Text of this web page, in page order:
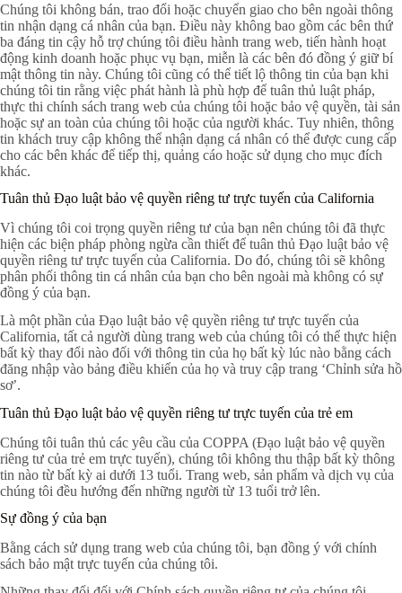
Chúng tôi không bán, trao đổi hoặc chuyển giao cho bên ngoài thông
tin nhận dạng cá nhân của bạn. Điều này không bao gồm các bên thứ
ba đáng tin cậy hỗ trợ chúng tôi điều hành trang web, tiến hành hoạt
động kinh doanh hoặc phục vụ bạn, miễn là các bên đó đồng ý giữ bí
mật thông tin này. Chúng tôi cũng có thể tiết lộ thông tin của bạn khi
chúng tôi tin rằng việc phát hành là phù hợp để tuân thủ luật pháp,
thực thi chính sách trang web của chúng tôi hoặc bảo vệ quyền, tài sản
hoặc sự an toàn của chúng tôi hoặc của người khác. Tuy nhiên, thông
tin khách truy cập không thể nhận dạng cá nhân có thể được cung cấp
cho các bên khác để tiếp thị, quảng cáo hoặc sử dụng cho mục đích
khác.
Tuân thủ Đạo luật bảo vệ quyền riêng tư trực tuyến của California
Vì chúng tôi coi trọng quyền riêng tư của bạn nên chúng tôi đã thực
hiện các biện pháp phòng ngừa cần thiết để tuân thủ Đạo luật bảo vệ
quyền riêng tư trực tuyến của California. Do đó, chúng tôi sẽ không
phân phối thông tin cá nhân của bạn cho bên ngoài mà không có sự
đồng ý của bạn.
Là một phần của Đạo luật bảo vệ quyền riêng tư trực tuyến của
California, tất cả người dùng trang web của chúng tôi có thể thực hiện
bất kỳ thay đổi nào đối với thông tin của họ bất kỳ lúc nào bằng cách
đăng nhập vào bảng điều khiển của họ và truy cập trang ‘Chỉnh sửa hồ
sơ’.
Tuân thủ Đạo luật bảo vệ quyền riêng tư trực tuyến của trẻ em
Chúng tôi tuân thủ các yêu cầu của COPPA (Đạo luật bảo vệ quyền
riêng tư của trẻ em trực tuyến), chúng tôi không thu thập bất kỳ thông
tin nào từ bất kỳ ai dưới 13 tuổi. Trang web, sản phẩm và dịch vụ của
chúng tôi đều hướng đến những người từ 13 tuổi trở lên.
Sự đồng ý của bạn
Bằng cách sử dụng trang web của chúng tôi, bạn đồng ý với chính
sách bảo mật trực tuyến của chúng tôi.